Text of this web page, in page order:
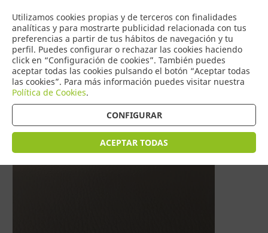
Utilizamos cookies propias y de terceros con finalidades
analíticas y para mostrarte publicidad relacionada con tus
preferencias a partir de tus hábitos de navegación y tu
perfil. Puedes configurar o rechazar las cookies haciendo
click en “Configuración de cookies”. También puedes
aceptar todas las cookies pulsando el botón “Aceptar todas
las cookies”. Para más información puedes visitar nuestra
Política de Cookies.
CONFIGURAR
ACEPTAR TODAS
0
COMERCIO
DE TORRIJOS
Tienda > HOGAR > POLIPIEL